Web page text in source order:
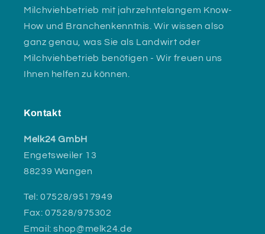
Milchviehbetrieb mit jahrzehntelangem Know-
How und Branchenkenntnis. Wir wissen also
ganz genau, was Sie als Landwirt oder
Milchviehbetrieb benötigen - Wir freuen uns
Ihnen helfen zu können.
Kontakt
Melk24 GmbH
Engetsweiler 13
88239 Wangen
Tel: 07528/9517949
Fax: 07528/975302
Email: shop@melk24.de